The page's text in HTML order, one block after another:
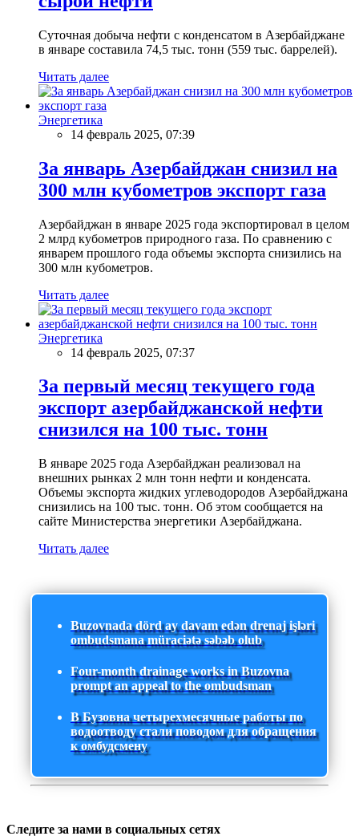
Суточная добыча нефти с конденсатом в Азербайджане
в январе составила 74,5 тыс. тонн (559 тыс. баррелей).
Читать далее
Энергетика
14 февраль 2025, 07:39
За январь Азербайджан снизил на
300 млн кубометров экспорт газа
Азербайджан в январе 2025 года экспортировал в целом
2 млрд кубометров природного газа. По сравнению с
январем прошлого года объемы экспорта снизились на
300 млн кубометров.
Читать далее
Энергетика
14 февраль 2025, 07:37
За первый месяц текущего года
экспорт азербайджанской нефти
снизился на 100 тыс. тонн
В январе 2025 года Азербайджан реализовал на
внешних рынках 2 млн тонн нефти и конденсата.
Объемы экспорта жидких углеводородов Азербайджана
снизились на 100 тыс. тонн. Об этом сообщается на
сайте Министерства энергетики Азербайджана.
Читать далее
Buzovnada dörd ay davam edən drenaj işləri
ombudsmana müraciətə səbəb olub
Four-month drainage works in Buzovna
prompt an appeal to the ombudsman
В Бузовна четырехмесячные работы по
водоотводу стали поводом для обращения
к омбудсмену
Следите за нами в социальных сетях